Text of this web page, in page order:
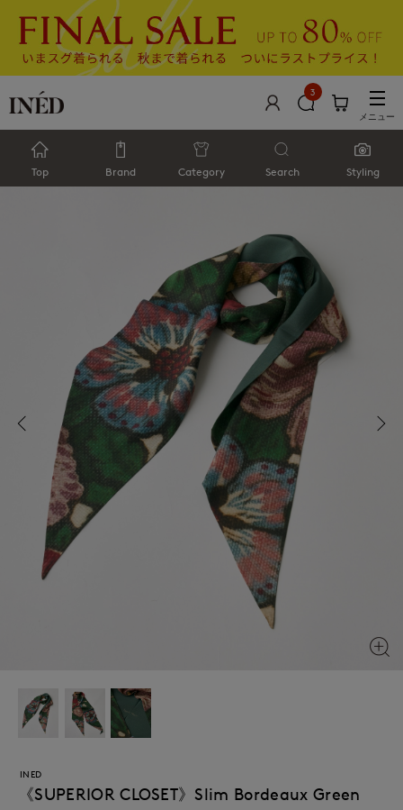
3
メニュー
Top Brand Category Search Styling
INED
《SUPERIOR CLOSET》Slim Bordeaux Green